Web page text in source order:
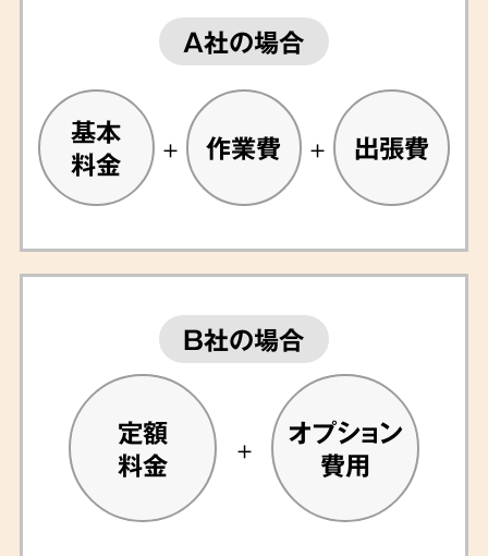
A社の場合
基本
料金
作業費 出張費
B社の場合
定額
料金
オプション
費用